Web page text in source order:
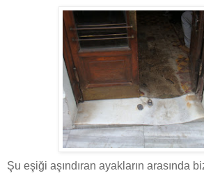
Şu eşiği aşındıran ayakların arasında